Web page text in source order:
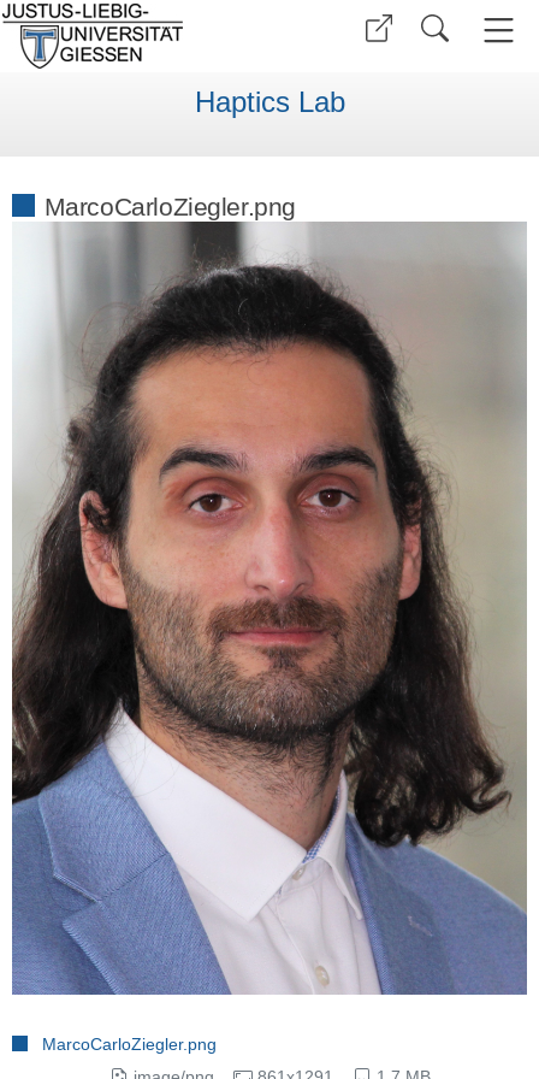
Haptics Lab
MarcoCarloZiegler.png
MarcoCarloZiegler.png